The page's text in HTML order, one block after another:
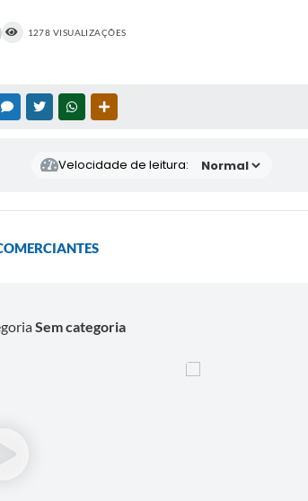
1278 VISUALIZAÇÕES
MESSENGER
TWITTERWHATSAPP
Velocidade de leitura:
Sem categoria